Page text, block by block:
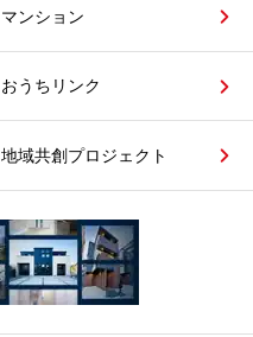
マンション
おうちリンク
地域共創プロジェクト